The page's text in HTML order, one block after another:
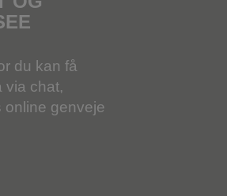
du kan få
via chat,
online genveje